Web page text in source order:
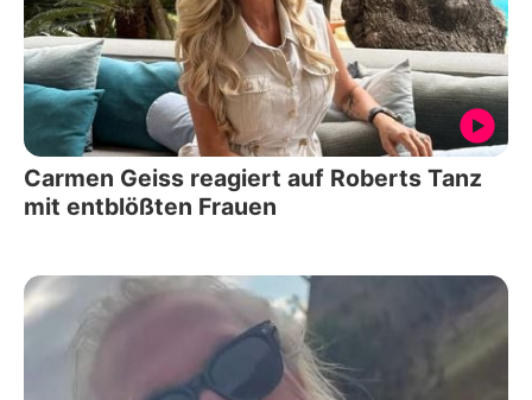
Carmen Geiss reagiert auf Roberts Tanz
mit entblößten Frauen